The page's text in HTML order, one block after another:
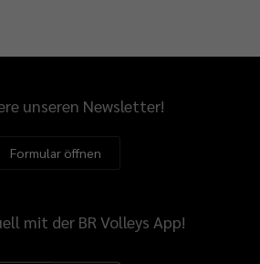
unseren Newsletter!
Formular öffnen
mit der BR Volleys App!